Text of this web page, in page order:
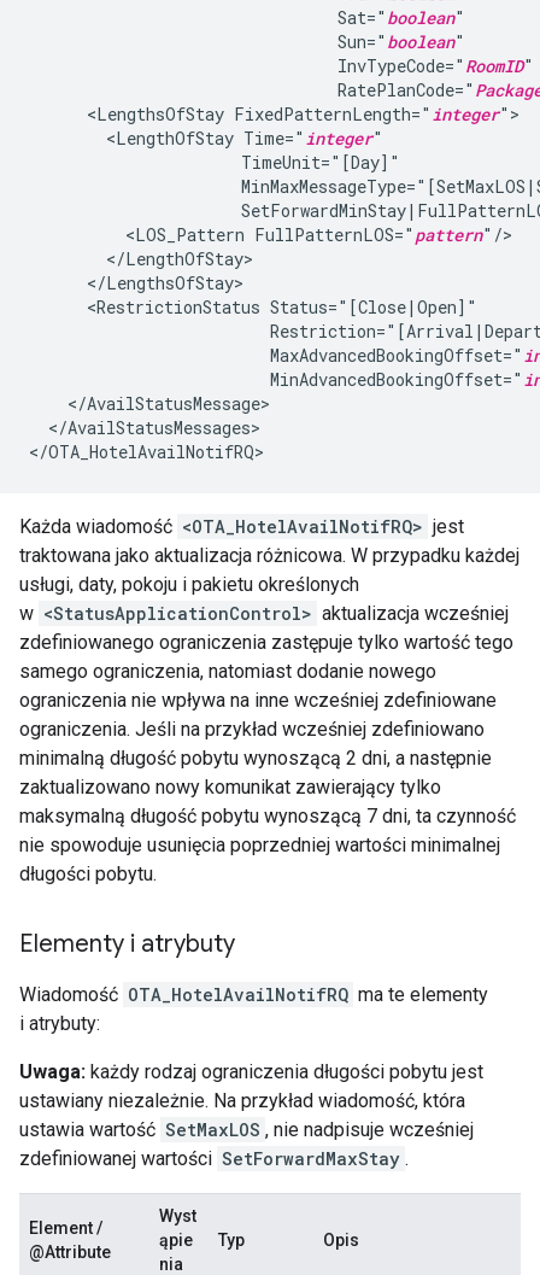
Sat=" boolean
Sun=" boolean
InvTypeCode=" RoomID
RatePlanCode="
<LengthsOfStay FixedPatternLength=" integer
<LengthOfStay Time=" integer
<LOS_Pattern FullPatternLOS=" pattern
<RestrictionStatus
MaxAdvancedBookingOffset="
MinAdvancedBookingOffset="
</AvailStatusMessages>
Każda wiadomość <OTA_HotelAvailNotifRQ> jest
traktowana jako aktualizacja różnicowa. W przypadku każdej
usługi, daty, pokoju i pakietu określonych
w <StatusApplicationControl> aktualizacja wcześniej
zdefiniowanego ograniczenia zastępuje tylko wartość tego
samego ograniczenia, natomiast dodanie nowego
ograniczenia nie wpływa na inne wcześniej zdefiniowane
ograniczenia. Jeśli na przykład wcześniej zdefiniowano
minimalną długość pobytu wynoszącą 2 dni, a następnie
zaktualizowano nowy komunikat zawierający tylko
maksymalną długość pobytu wynoszącą 7 dni, ta czynność
nie spowoduje usunięcia poprzedniej wartości minimalnej
długości pobytu.
Elementy i atrybuty
Wiadomość OTA_HotelAvailNotifRQ ma te elementy
i atrybuty:
Uwaga: każdy rodzaj ograniczenia długości pobytu jest
ustawiany niezależnie. Na przykład wiadomość, która
ustawia wartość SetMaxLOS , nie nadpisuje wcześniej
zdefiniowanej wartości SetForwardMaxStay .
Element /
@Attribute
Wyst
ąpie
nia
Typ Opis